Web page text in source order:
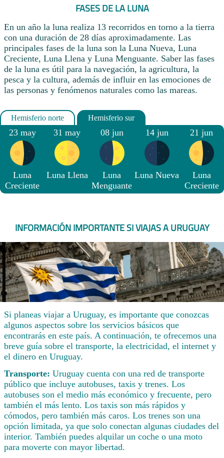
FASES DE LA LUNA
En un año la luna realiza 13 recorridos en torno a la tierra
con una duración de 28 días aproximadamente. Las
principales fases de la luna son la Luna Nueva, Luna
Creciente, Luna Llena y Luna Menguante. Saber las fases
de la luna es útil para la navegación, la agricultura, la
pesca y la cultura, además de influir en las emociones de
las personas y fenómenos naturales como las mareas.
23 may
Luna
Creciente
31 may
Luna Llena
08 jun
Luna
Menguante
14 jun
Luna Nueva
21 jun
Luna
Creciente
INFORMACIÓN IMPORTANTE SI VIAJAS A URUGUAY
Si planeas viajar a Uruguay, es importante que conozcas
algunos aspectos sobre los servicios básicos que
encontrarás en este país. A continuación, te ofrecemos una
breve guía sobre el transporte, la electricidad, el internet y
el dinero en Uruguay.
Transporte: Uruguay cuenta con una red de transporte
público que incluye autobuses, taxis y trenes. Los
autobuses son el medio más económico y frecuente, pero
también el más lento. Los taxis son más rápidos y
cómodos, pero también más caros. Los trenes son una
opción limitada, ya que solo conectan algunas ciudades del
interior. También puedes alquilar un coche o una moto
para moverte con mayor libertad.